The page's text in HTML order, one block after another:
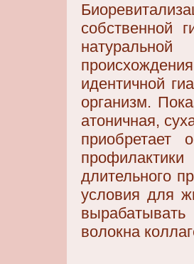
собственной
идентичной
организм.
атоничная,
приобретает
длительного
условия для
волокна